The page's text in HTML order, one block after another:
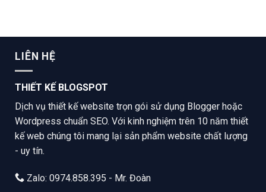
LIÊN HỆ
THIẾT KẾ BLOGSPOT
Dịch vụ thiết kế website trọn gói sử dụng Blogger hoặc
Wordpress chuẩn SEO. Với kinh nghiệm trên 10 năm thiết
kế web chúng tôi mang lại sản phẩm website chất lượng
- uy tín.
Zalo: 0974.858.395 - Mr. Đoàn